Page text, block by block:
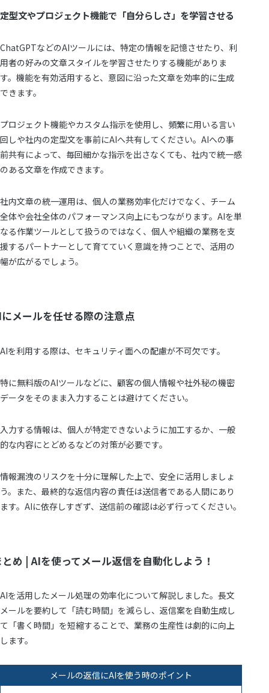
定型文やプロジェクト機能で「自分らしさ」を学習させる
ChatGPTなどのAIツールには、特定の情報を記憶させたり、利
用者の好みの文章スタイルを学習させたりする機能がありま
す。機能を有効活用すると、意図に沿った文章を効率的に生成
できます。
プロジェクト機能やカスタム指示を使用し、頻繁に用いる言い
回しや社内の定型文を事前にAIへ共有してください。AIへの事
前共有によって、毎回細かな指示を出さなくても、社内で統一感
のある文章を作成できます。
社内文章の統一運用は、個人の業務効率化だけでなく、チーム
全体や会社全体のパフォーマンス向上にもつながります。AIを単
なる作業ツールとして扱うのではなく、個人や組織の業務を支
援するパートナーとして育てていく意識を持つことで、活用の
幅が広がるでしょう。
メールを任せる際の注意点
AIを利用する際は、セキュリティ面への配慮が不可欠です。
特に無料版のAIツールなどに、顧客の個人情報や社外秘の機密
データをそのまま入力することは避けてください。
入力する情報は、個人が特定できないように加工するか、一般
的な内容にとどめるなどの対策が必要です。
情報漏洩のリスクを十分に理解した上で、安全に活用しましょ
う。また、最終的な返信内容の責任は送信者である人間にあり
ます。AIに依存しすぎず、送信前の確認は必ず行ってください。
め | AIを使ってメール返信を自動化しよう！
AIを活用したメール処理の効率化について解説しました。長文
メールを要約して「読む時間」を減らし、返信案を自動生成し
て「書く時間」を短縮することで、業務の生産性は劇的に向上
します。
メールの返信にAIを使う時のポイント